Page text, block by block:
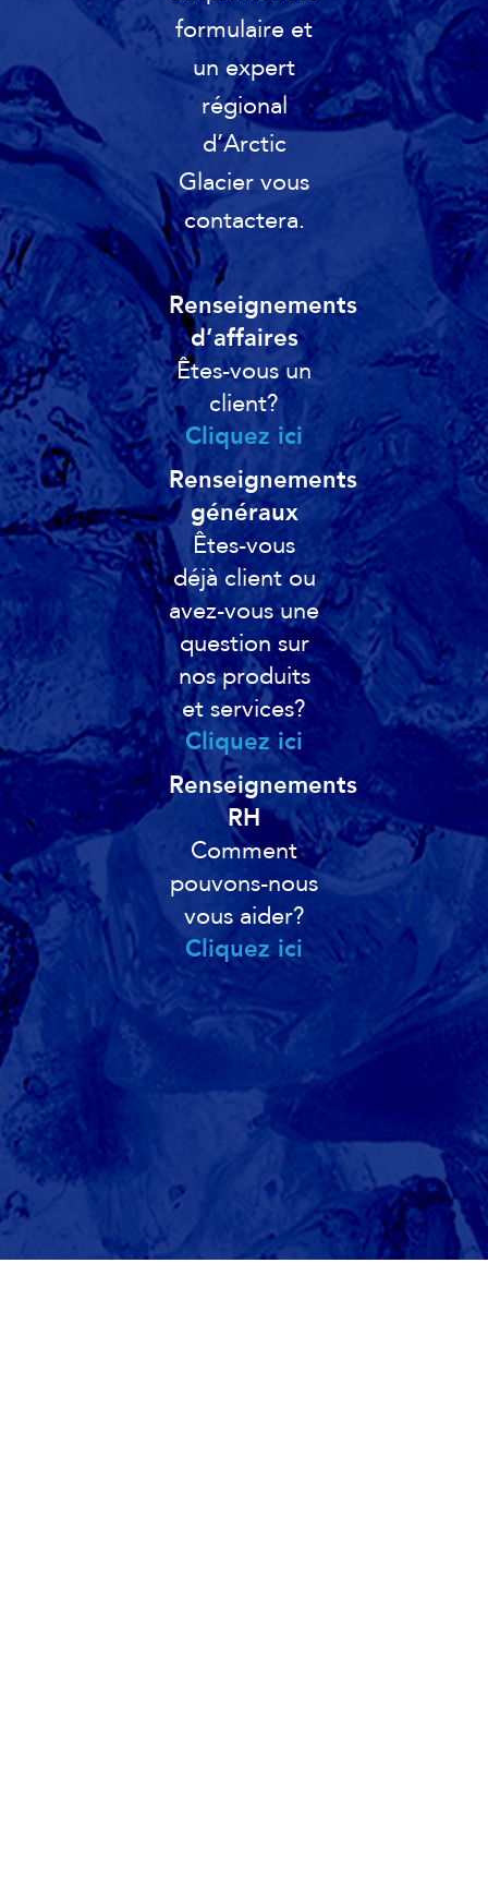
formulaire et
un expert
régional
d’Arctic
Glacier vous
contactera.
Renseignements
d’affaires
Êtes-vous un
client?
Cliquez ici
Renseignements
généraux
Êtes-vous
déjà client ou
avez-vous une
question sur
nos produits
et services?
Cliquez ici
Renseignements
RH
Comment
pouvons-nous
vous aider?
Cliquez ici